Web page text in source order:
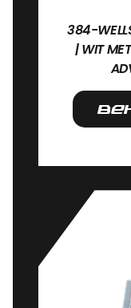
384-
| WIT